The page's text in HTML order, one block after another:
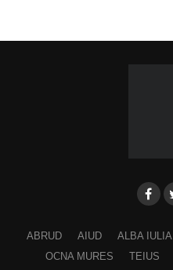
ABRUD AIUD ALBA IULIA
OCNA MURES
TEIUS